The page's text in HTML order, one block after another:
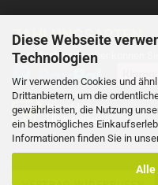
Diese Webseite
Technologien
Wir verwenden Cookies und
Drittanbietern, um die
gewährleisten, die Nutzung
ein bestmögliches
Informationen finden Sie in
Alle
ZAHLUNGSARTEN
So einfach und sicher können